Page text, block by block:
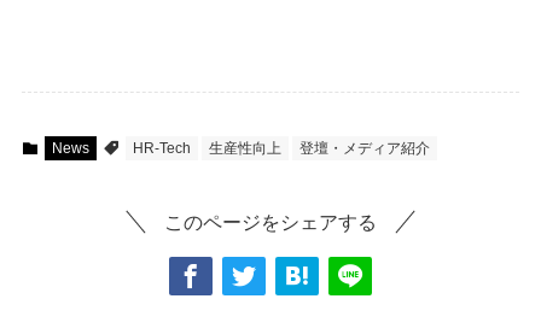
News HR-Tech 生産性向上 登壇・メディア紹介
このページをシェアする